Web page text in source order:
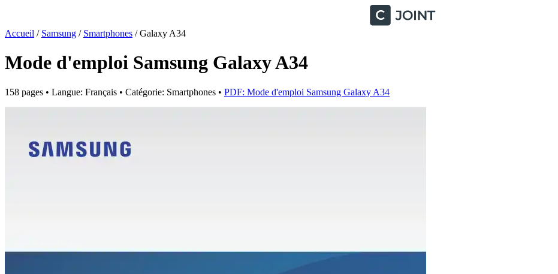
Accueil / Samsung / Smartphones / Galaxy A34
Mode d'emploi Samsung Galaxy A34
158 pages • Langue: Français • Catégorie: Smartphones • PDF: Mode d'emploi Samsung Galaxy A34